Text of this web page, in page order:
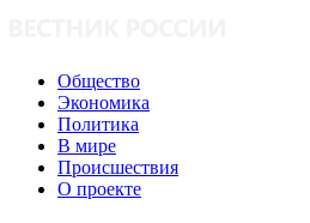
Общество
Экономика
Политика
В мире
Происшествия
О проекте